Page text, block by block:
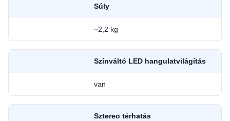
Súly
~2,2 kg
Színváltó LED hangulatvilágítás
van
Sztereo térhatás